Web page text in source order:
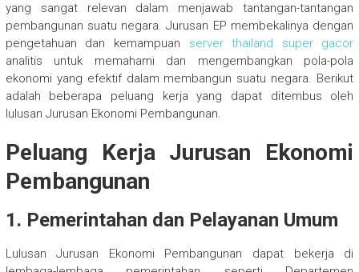
yang sangat relevan dalam menjawab tantangan-tantangan
pembangunan suatu negara. Jurusan EP membekalinya dengan
pengetahuan dan kemampuan server thailand super gacor
analitis untuk memahami dan mengembangkan pola-pola
ekonomi yang efektif dalam membangun suatu negara. Berikut
adalah beberapa peluang kerja yang dapat ditembus oleh
lulusan Jurusan Ekonomi Pembangunan.
Peluang Kerja Jurusan Ekonomi
Pembangunan
1. Pemerintahan dan Pelayanan Umum
Lulusan Jurusan Ekonomi Pembangunan dapat bekerja di